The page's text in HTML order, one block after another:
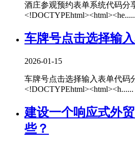
酒庄参观预约表单系统代码分
车牌号点击选择输
2026-01-15
车牌号点击选择输入表单代码
<!DOCTYPEhtml><html><h......
建设一个响应式外
些？